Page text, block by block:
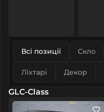
Всі позиції Скло
Ліхтарі Декор
GLC-Class